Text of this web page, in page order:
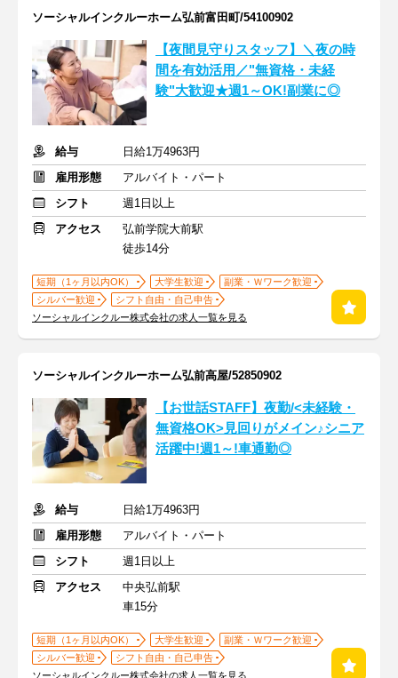
ソーシャルインクルーホーム弘前富田町/54100902
【夜間見守りスタッフ】＼夜の時
間を有効活用／"無資格・未経
験"大歓迎★週1～OK!副業に◎
給与
日給1万4963円
雇用形態
アルバイト・パート
シフト
週1日以上
アクセス
弘前学院大前駅
徒歩14分
短期（1ヶ月以内OK） 大学生歓迎
副業・Ｗワーク歓迎
シルバー歓迎
シフト自由・自己申告
ソーシャルインクルー株式会社の求人一覧を見る
ソーシャルインクルーホーム弘前高屋/52850902
【お世話STAFF】夜勤/<未経験・
無資格OK>見回りがメイン♪シニア
活躍中!週1～!車通勤◎
給与
日給1万4963円
雇用形態
アルバイト・パート
シフト
週1日以上
アクセス
中央弘前駅
車15分
短期（1ヶ月以内OK） 大学生歓迎
副業・Ｗワーク歓迎
シルバー歓迎
シフト自由・自己申告
ソーシャルインクルー株式会社の求人一覧を見る